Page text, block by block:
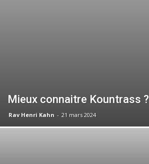
Mieux connaitre Kountrass ?
Rav Henri Kahn - 21 mars 2024